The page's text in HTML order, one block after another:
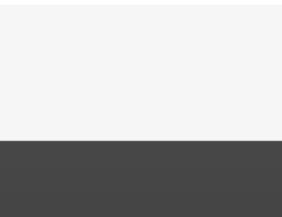
en todas las